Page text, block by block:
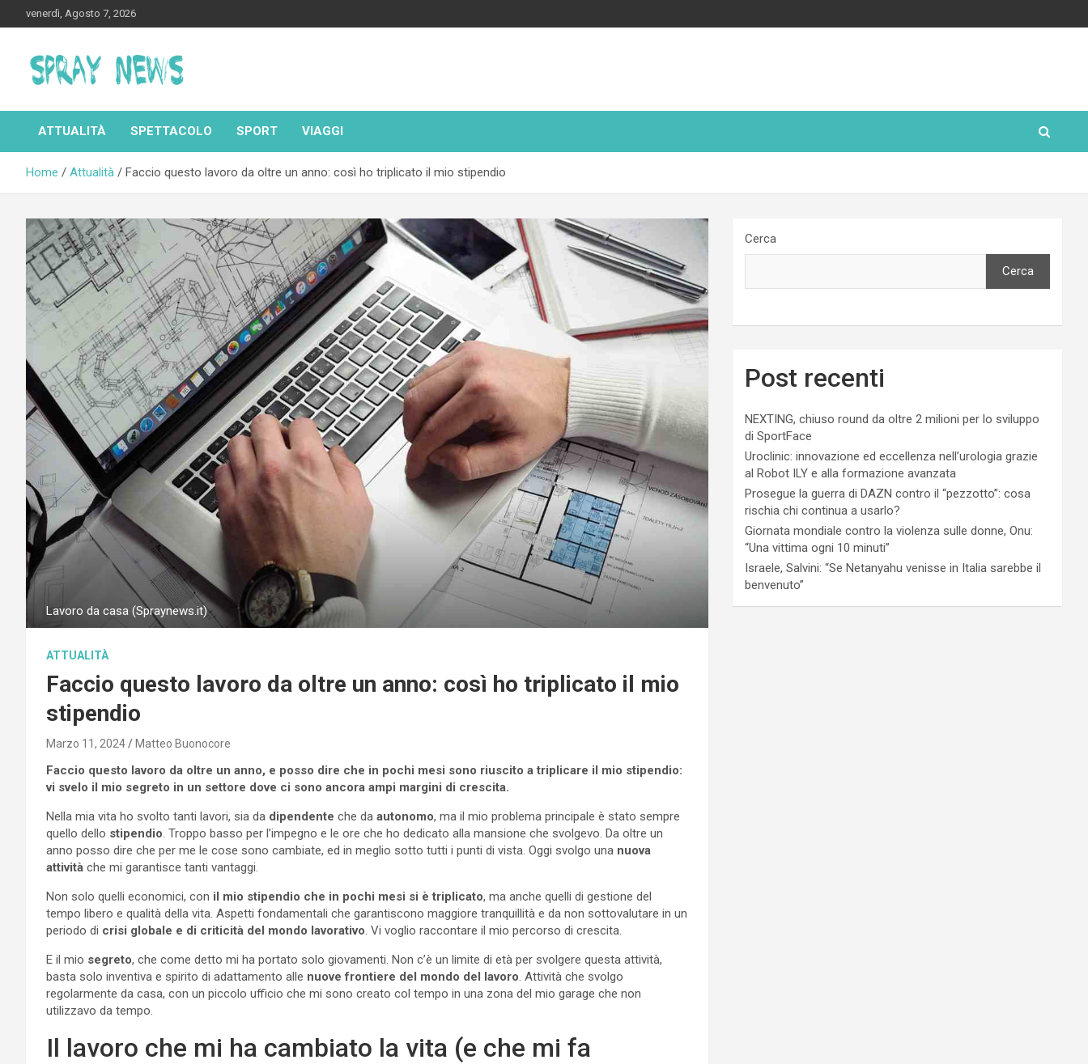
to
venerdì, Agosto 7, 2026
Spraynews.it
ATTUALITÀ SPETTACOLO SPORT VIAGGI
Home Attualità Faccio questo lavoro da oltre un anno: così ho triplicato il mio stipendio
Lavoro da casa (Spraynews.it)
ATTUALITÀ
Faccio questo lavoro da oltre un anno: così ho triplicato il mio
stipendio
Marzo 11, 2024 Matteo Buonocore
Faccio questo lavoro da oltre un anno, e posso dire che in pochi mesi sono riuscito a triplicare il mio stipendio:
vi svelo il mio segreto in un settore dove ci sono ancora ampi margini di crescita.
Nella mia vita ho svolto tanti lavori, sia da dipendente che da autonomo, ma il mio problema principale è stato sempre
quello dello stipendio . Troppo basso per l’impegno e le ore che ho dedicato alla mansione che svolgevo. Da oltre un
anno posso dire che per me le cose sono cambiate, ed in meglio sotto tutti i punti di vista. Oggi svolgo una nuova
attività che mi garantisce tanti vantaggi.
Non solo quelli economici, con il mio stipendio che in pochi mesi si è triplicato, ma anche quelli di gestione del
tempo libero e qualità della vita. Aspetti fondamentali che garantiscono maggiore tranquillità e da non sottovalutare in un
periodo di crisi globale e di criticità del mondo lavorativo . Vi voglio raccontare il mio percorso di crescita.
E il mio segreto, che come detto mi ha portato solo giovamenti. Non c’è un limite di età per svolgere questa attività,
basta solo inventiva e spirito di adattamento alle nuove frontiere del mondo del lavoro . Attività che svolgo
regolarmente da casa, con un piccolo ufficio che mi sono creato col tempo in una zona del mio garage che non
utilizzavo da tempo.
Il lavoro che mi ha cambiato la vita (e che mi fa
Cerca
Cerca
Post recenti
NEXTING, chiuso round da oltre 2 milioni per lo sviluppo
di SportFace
Uroclinic: innovazione ed eccellenza nell’urologia grazie
al Robot ILY e alla formazione avanzata
Prosegue la guerra di DAZN contro il “pezzotto”: cosa
rischia chi continua a usarlo?
Giornata mondiale contro la violenza sulle donne, Onu:
“Una vittima ogni 10 minuti”
Israele, Salvini: “Se Netanyahu venisse in Italia sarebbe il
benvenuto”